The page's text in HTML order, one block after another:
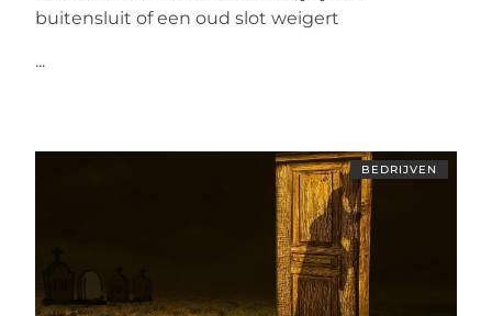
buitensluit of een oud slot weigert
...
BEDRIJVEN